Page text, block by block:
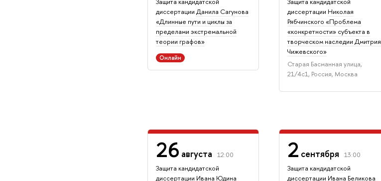
диссертации Данила Сагунова
«Длинные пути и циклы за
пределами экстремальной
теории графов»
Онлайн
диссертации Николая
Рябчинского «Проблема
«конкретности» субъекта в
творческом наследии Дмитрия
Чижевского»
Старая Басманная улица,
21/4с1, Россия, Москва
26 августа
12:00
Защита кандидатской
диссертации Ивана Юдина
2 сентября
13:00
Защита кандидатской
диссертации Ивана Беликова